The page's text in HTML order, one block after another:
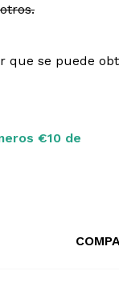
que se puede
€10 de